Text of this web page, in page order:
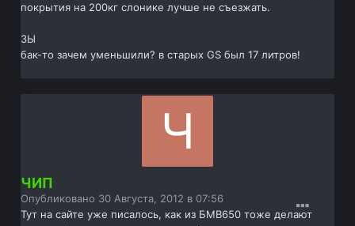
покрытия на 200кг слонике лучше не съезжать.
ЗЫ
бак-то зачем уменьшили? в старых GS был 17 литров!
ЧИП
Опубликовано 30 Августа, 2012 в 07:56
Тут на сайте уже писалось, как из БМВ650 тоже делают